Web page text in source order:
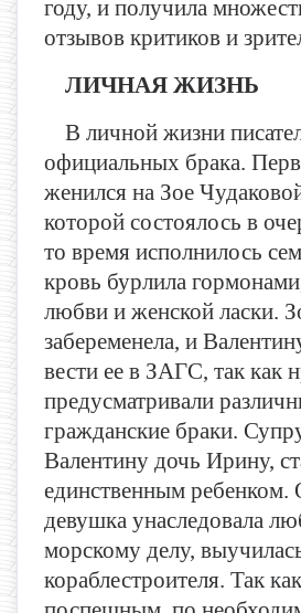
году, и получила
отзывов критиков и
ЛИЧНАЯ ЖИЗНЬ
В личной жизни
официальных брака.
женился на Зое
которой состоялось в
то время исполнилось
кровь бурлила
любви и женской ласки.
забеременела, и
вести ее в ЗАГС, так как
предусматривали
гражданские браки.
Валентину дочь Ирину,
единственным ребенком.
девушка унаследовала
морскому делу,
кораблестроителя. Так